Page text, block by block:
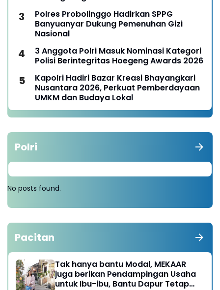
Polres Probolinggo Hadirkan SPPG
Banyuanyar Dukung Pemenuhan Gizi
Nasional
3 Anggota Polri Masuk Nominasi Kategori
Polisi Berintegritas Hoegeng Awards 2026
Kapolri Hadiri Bazar Kreasi Bhayangkari
Nusantara 2026, Perkuat Pemberdayaan
UMKM dan Budaya Lokal
Polri
No posts found.
Pacitan
Tak hanya bantu Modal, MEKAAR
juga berikan Pendampingan Usaha
untuk Ibu-ibu, Bantu Dapur Tetap